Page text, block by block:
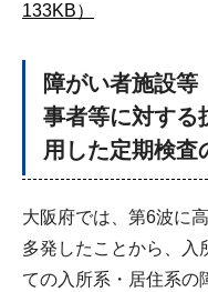
133KB）
障がい者施設等
事者等に対する
用した定期検査
大阪府では、第6波に
多発したことから、入
ての入所系・居住系の